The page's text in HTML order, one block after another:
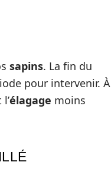
sapins. La fin du
pour intervenir. À
élagage moins